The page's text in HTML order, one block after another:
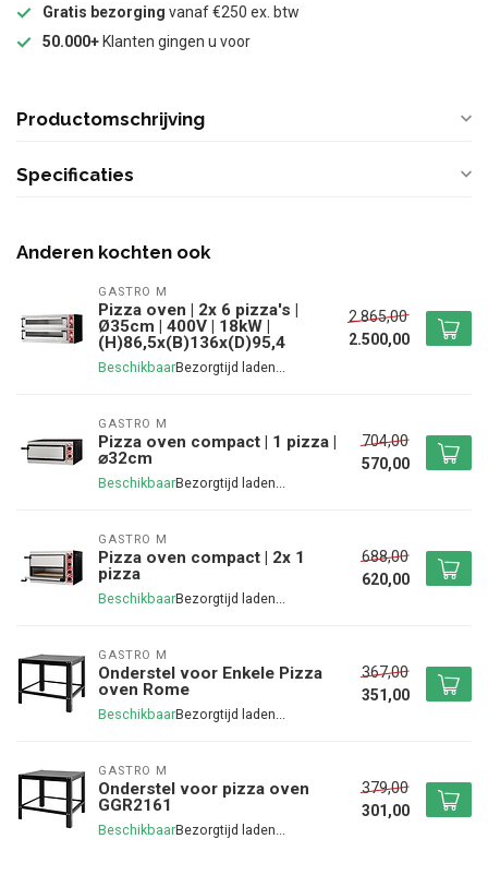
Gratis bezorging vanaf €250 ex. btw
50.000+ Klanten gingen u voor
Productomschrijving
Specificaties
Anderen kochten ook
GASTRO M
Pizza oven | 2x 6 pizza's |
Ø35cm | 400V | 18kW |
(H)86,5x(B)136x(D)95,4
Beschikbaar
2.865,00
2.500,00
GASTRO M
Pizza oven compact | 1 pizza |
⌀32cm
Beschikbaar
704,00
570,00
GASTRO M
Pizza oven compact | 2x 1
pizza
Beschikbaar
688,00
620,00
GASTRO M
Onderstel voor Enkele Pizza
oven Rome
Beschikbaar
367,00
351,00
GASTRO M
Onderstel voor pizza oven
GGR2161
Beschikbaar
379,00
301,00